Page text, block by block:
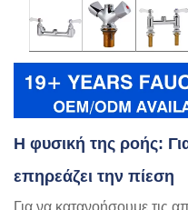
Η φυσική της ροής:
επηρεάζει την πίεση
Για να κατανοήσουμε τις